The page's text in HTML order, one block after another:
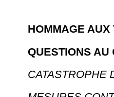
HOMMAGE
QUESTIONS AU
CATASTROPHE